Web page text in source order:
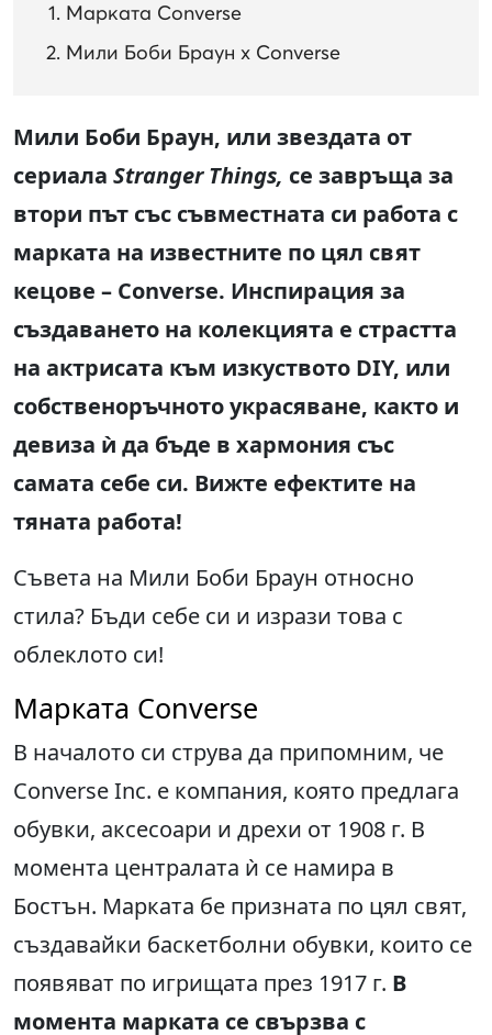
Марката Converse
Мили Боби Браун x Converse
Мили Боби Браун, или звездата от
сериала Stranger Things, се завръща за
втори път със съвместната си работа с
марката на известните по цял свят
кецове – Converse. Инспирация за
създаването на колекцията е страстта
на актрисата към изкуството DIY, или
собственоръчното украсяване, както и
девиза ѝ да бъде в хармония със
самата себе си. Вижте ефектите на
тяната работа!
Съвета на Мили Боби Браун относно
стила? Бъди себе си и изрази това с
облеклото си!
Марката Converse
В началото си струва да припомним, че
Converse Inc. е компания, която предлага
обувки, аксесоари и дрехи от 1908 г. В
момента централата ѝ се намира в
Бостън. Марката бе призната по цял свят,
създавайки баскетболни обувки, които се
появяват по игрищата през 1917 г. В
момента марката се свързва с